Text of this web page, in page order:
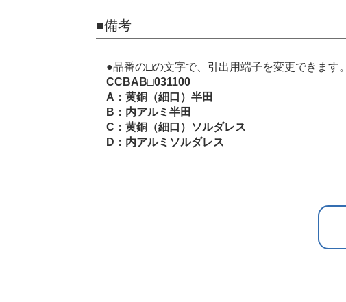
■備考
●品番の□の文字で、引出用端子を変更できます。
CCBAB□031100
A：黄銅（細口）半田
B：内アルミ半田
C：黄銅（細口）ソルダレス
D：内アルミソルダレス